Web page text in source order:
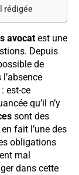
rédigée
avocat est une
Depuis
de
est-ce
qu’il n’y
sont des
fait l’une des
obligations
mal
dans cette